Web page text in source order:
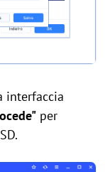
interfaccia
per